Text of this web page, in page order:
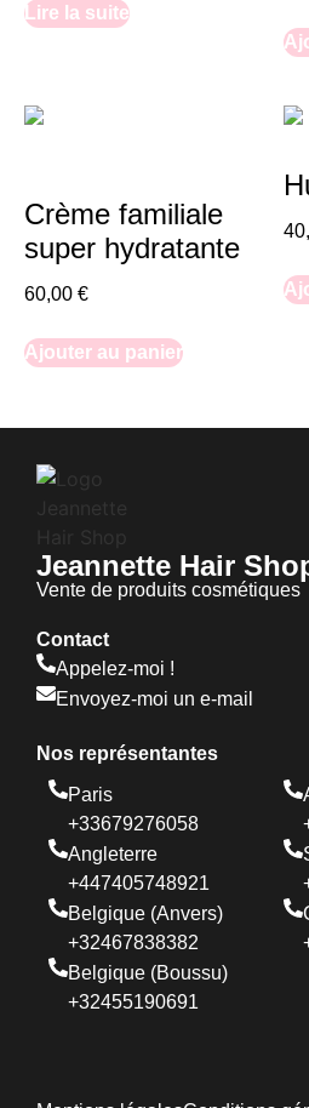
Lire la suite
Crème familiale
super hydratante
60,00 €
Ajouter au panier
Jeannette Hair
Vente de produits cosmétiques
Contact
Appelez-moi !
Envoyez-moi un e-mail
Nos représentantes
Paris
+33679276058
Angleterre
+447405748921
Belgique (Anvers)
+32467838382
Belgique (Boussu)
+32455190691